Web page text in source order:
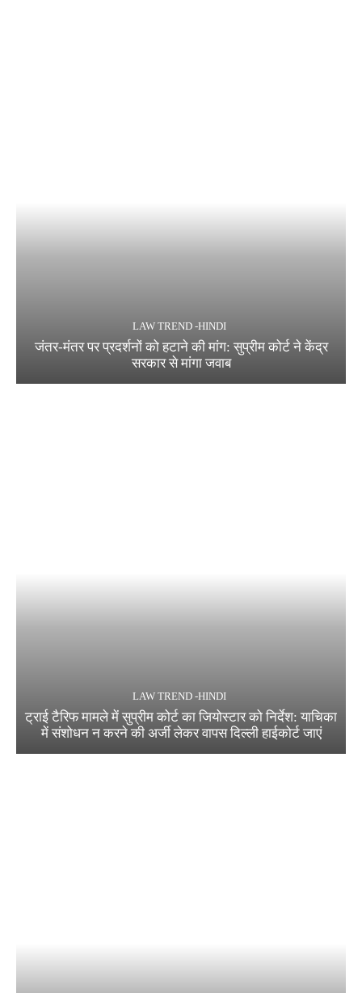
LAW TREND -HINDI
जंतर-मंतर पर प्रदर्शनों को हटाने की मांग: सुप्रीम कोर्ट ने केंद्र
सरकार से मांगा जवाब
LAW TREND -HINDI
ट्राई टैरिफ मामले में सुप्रीम कोर्ट का जियोस्टार को निर्देश: याचिका
में संशोधन न करने की अर्जी लेकर वापस दिल्ली हाईकोर्ट जाएं